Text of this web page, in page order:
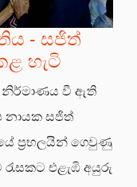
- සජිත්
හැටි
වී ඇති
නායක සජිත්
ප්‍රභලයින් ගෙවුණු
එළැඹි අයුරු